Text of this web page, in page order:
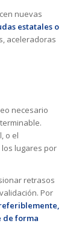
nuevas
estatales o
aceleradoras
necesario
o el
lugares por
retrasos
Por
de forma